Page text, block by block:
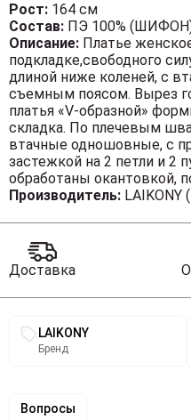
Рост: 164 см
Состав: ПЭ 100%
Описание: Платье
подкладке,свободного
длиной ниже коленей, с
съемным поясом. Вырез
платья «V-образной»
складка. По плечевым
втачные одношовные, с
застежкой на 2 петли и 2
обработаны окантовкой,
обработана сборка.
Производитель: LAIKONY
Доставка
Связанные разделы
LAIKONY
Бренд
Вопросы